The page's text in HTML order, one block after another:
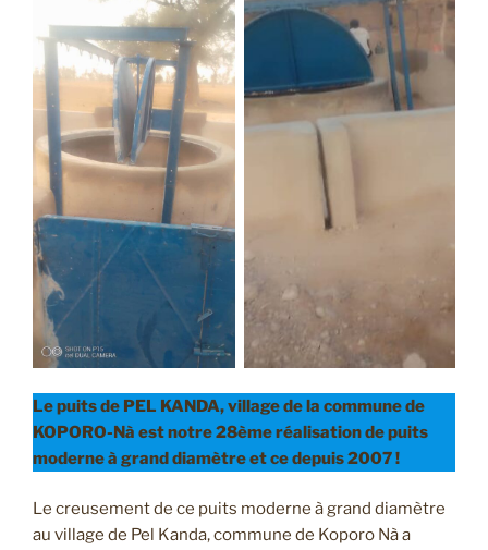
Le puits de PEL KANDA, village de la commune de
KOPORO-Nà est notre 28ème réalisation de puits
moderne à grand diamètre et ce depuis 2007 !
Le creusement de ce puits moderne à grand diamètre
au village de Pel Kanda, commune de Koporo Nà a